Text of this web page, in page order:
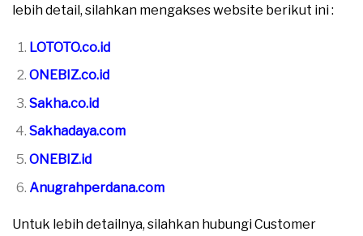
lebih detail, silahkan mengakses website berikut ini :
LOTOTO.co.id
ONEBIZ.co.id
Sakha.co.id
Sakhadaya.com
ONEBIZ.id
Anugrahperdana.com
Untuk lebih detailnya, silahkan hubungi Customer